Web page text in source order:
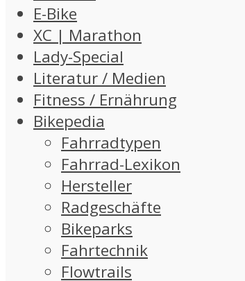
E-Bike
XC | Marathon
Lady-Special
Literatur / Medien
Fitness / Ernährung
Bikepedia
Fahrradtypen
Fahrrad-Lexikon
Hersteller
Radgeschäfte
Bikeparks
Fahrtechnik
Flowtrails